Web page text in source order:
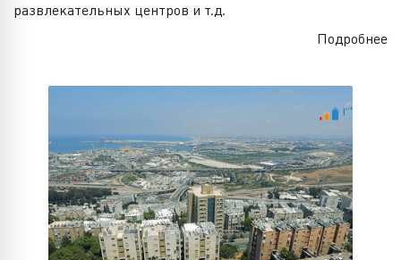
развлекательных центров и т.д.
Подробнее